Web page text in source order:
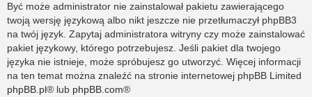
Być może administrator nie zainstalował pakietu zawierającego
twoją wersję językową albo nikt jeszcze nie przetłumaczył phpBB3
na twój język. Zapytaj administratora witryny czy może zainstalować
pakiet językowy, którego potrzebujesz. Jeśli pakiet dla twojego
języka nie istnieje, może spróbujesz go utworzyć. Więcej informacji
na ten temat można znaleźć na stronie internetowej phpBB Limited
phpBB.pl® lub phpBB.com®